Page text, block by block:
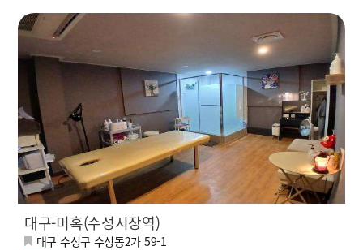
대구-미혹(수성시장역)
대구 수성구 수성동2가 59-1